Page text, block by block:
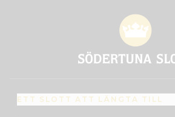
ETT SLOTT ATT LÄNGTA TILL